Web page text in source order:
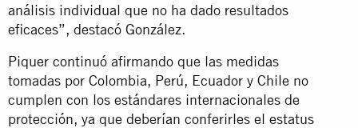
análisis individual que no ha dado resultados
eficaces”, destacó González.
Piquer continuó afirmando que las medidas
tomadas por Colombia, Perú, Ecuador y Chile no
cumplen con los estándares internacionales de
protección, ya que deberían conferirles el estatus